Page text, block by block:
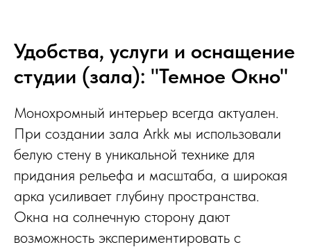
Удобства, услуги и оснащение
студии (зала): "Темное Окно"
Монохромный интерьер всегда актуален.
При создании зала Arkk мы использовали
белую стену в уникальной технике для
придания рельефа и масштаба, а широкая
арка усиливает глубину пространства.
Окна на солнечную сторону дают
возможность экспериментировать с